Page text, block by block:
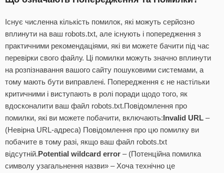
Існує численна кількість помилок, які можуть серйозно
вплинути на ваш robots.txt, але існують і попередження з
практичними рекомендаціями, які ви можете бачити під час
перевірки свого файлу. Ці помилки можуть значно вплинути
на розпізнавання вашого сайту пошуковими системами, а
тому мають бути виправлені. Попередження є не настільки
критичними і виступають в ролі поради щодо того, як
вдосконалити ваш файл robots.txt.Повідомлення про
помилки, які ви можете побачити, включають:Invalid URL –
(Невірна URL-адреса) Повідомлення про цю помилку ви
побачите в тому разі, якщо ваш файл robots.txt
відсутній.Potential wildcard error – (Потенційна помилка
символу узагальнення назви» – Хоча технічно це